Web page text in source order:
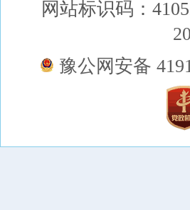
网站标识码：
豫公网安备